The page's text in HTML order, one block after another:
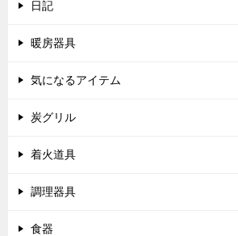
日記
暖房器具
気になるアイテム
炭グリル
着火道具
調理器具
食器